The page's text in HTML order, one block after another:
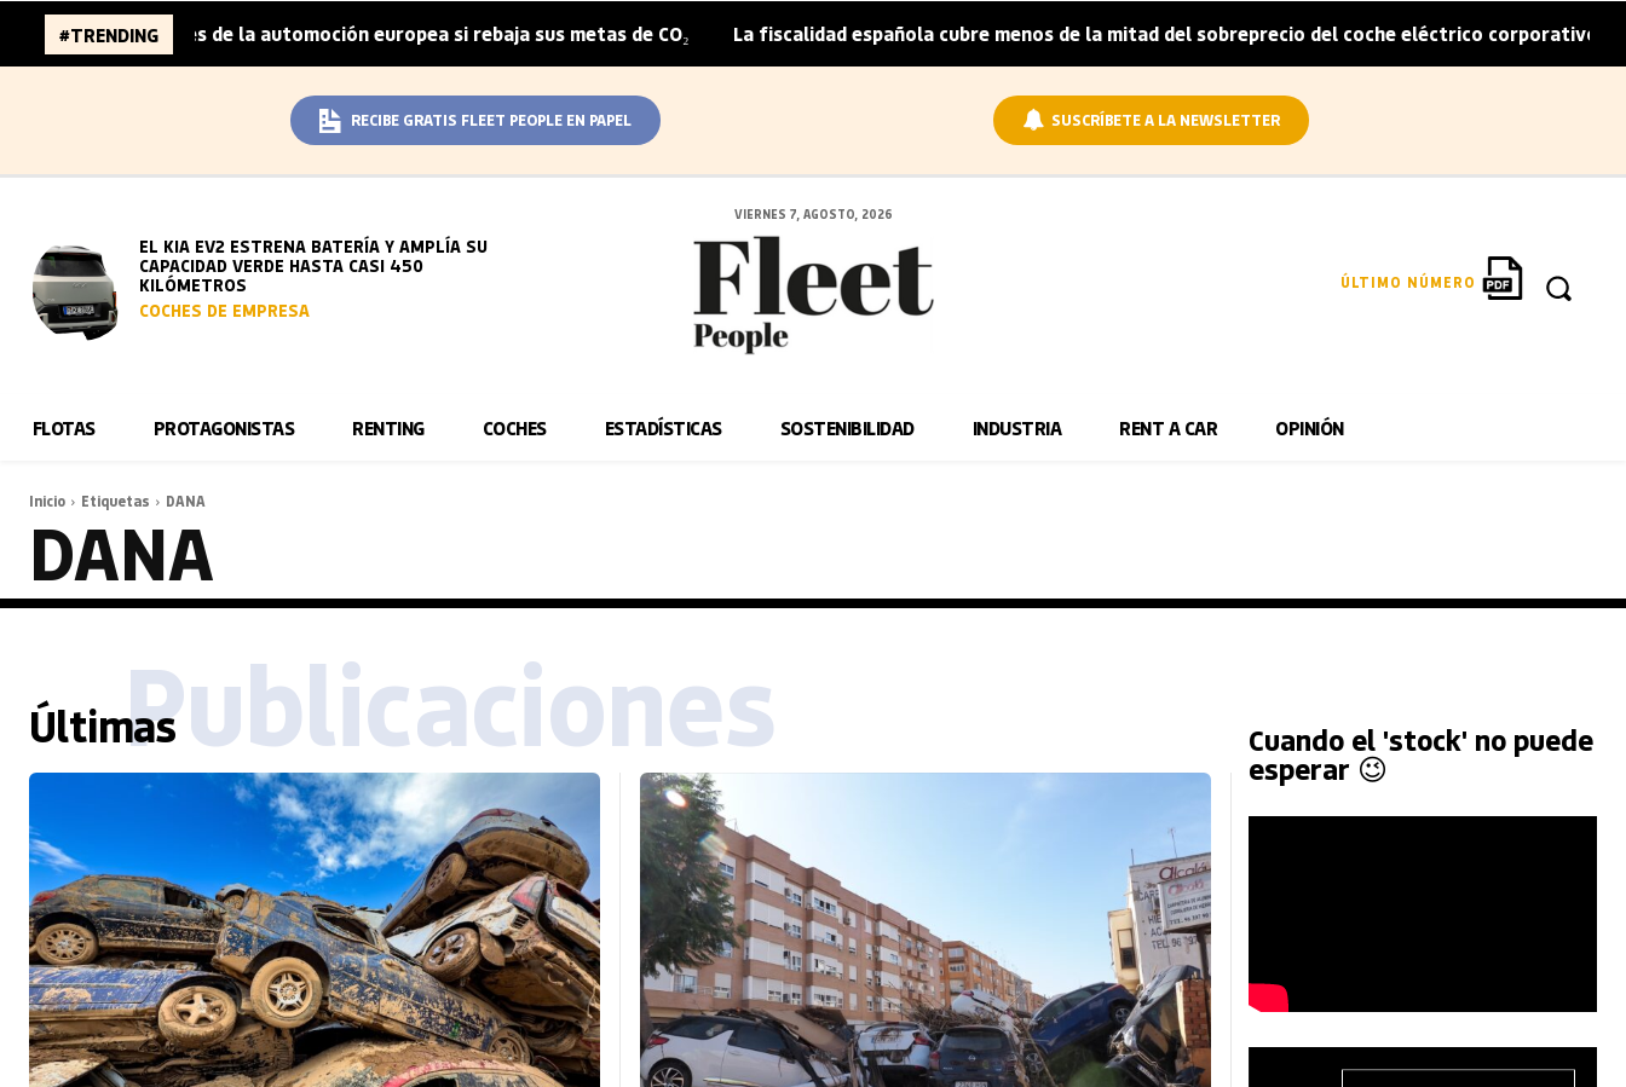
#TRENDING
96.000 millones de la automoción europea si rebaja sus metas de CO₂ | La fiscalidad española cubre menos de la mitad del sobreprecio del coche eléctrico corporativo |
RECIBE GRATIS FLEET PEOPLE EN PAPEL SUSCRÍBETE A LA NEWSLETTER
EL KIA EV2 ESTRENA BATERÍA Y AMPLÍA SU
CAPACIDAD VERDE HASTA CASI 450
KILÓMETROS
COCHES DE EMPRESA
VIERNES 7, AGOSTO, 2026
ÚLTIMO NÚMERO
FLOTAS PROTAGONISTAS RENTING COCHES ESTADÍSTICAS SOSTENIBILIDAD INDUSTRIA RENT A CAR OPINIÓN
Inicio Etiquetas DANA
DANA
ÚltimasPublicaciones Cuando el 'stock' no puede
esperar 😉